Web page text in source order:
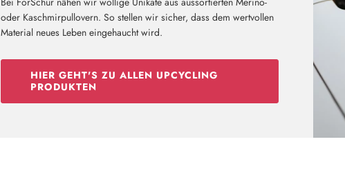
oder Kaschmirpullovern. So stellen wir sicher, dass dem wertvollen
Material neues Leben eingehaucht wird.
HIER GEHT'S ZU ALLEN UPCYCLING
PRODUKTEN